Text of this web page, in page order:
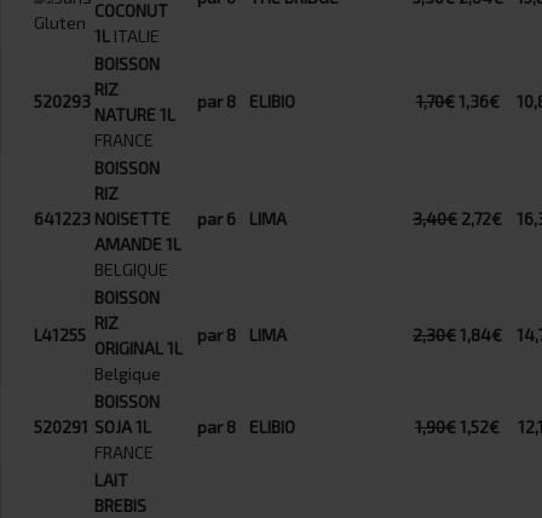
COCONUT
1L ITALIE
520293
BOISSON
RIZ
NATURE 1L
FRANCE
par 8 ELIBIO 1,70€ 1,36€
641223
BOISSON
RIZ
NOISETTE
AMANDE 1L
BELGIQUE
par 6 LIMA 3,40€ 2,72€
L41255
BOISSON
RIZ
ORIGINAL 1L
Belgique
par 8 LIMA 2,30€1,84€
520291
BOISSON
SOJA 1L
FRANCE
par 8 ELIBIO 1,90€1,52€
LAIT
BREBIS